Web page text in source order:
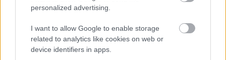
personalized advertising.
I want to allow Google to enable storage
related to analytics like cookies on web or
device identifiers in apps.
Megszólalt a Videoton új tulajdonosa: jövő héten